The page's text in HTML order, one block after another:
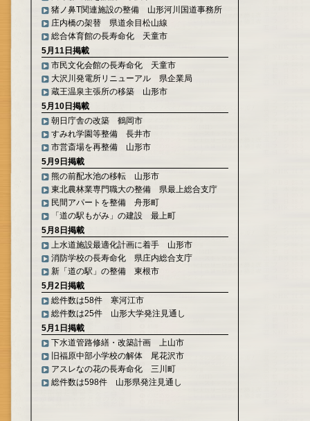
猪ノ鼻T関連施設の整備 山形河川国道事務所
庄内橋の架替 県道余目松山線
総合体育館の長寿命化 天童市
5月11日掲載
市民文化会館の長寿命化 天童市
大沢川発電所リニューアル 県企業局
蔵王温泉主張所の移築 山形市
5月10日掲載
朝日庁舎の改築 鶴岡市
すみれ学園等整備 長井市
市営斎場を再整備 山形市
5月9日掲載
熊の前配水池の移転 山形市
東北農林業専門職大の整備 県最上総合支庁
民間アパートを整備 舟形町
「道の駅もがみ」の建設 最上町
5月8日掲載
上水道施設最適化計画に着手 山形市
消防学校の長寿命化 県庄内総合支庁
新「道の駅」の整備 東根市
5月2日掲載
総件数は58件 寒河江市
総件数は25件 山形大学発注見通し
5月1日掲載
下水道管路修繕・改築計画 上山市
旧福原中部小学校の解体 尾花沢市
アスレなの花の長寿命化 三川町
総件数は598件 山形県発注見通し